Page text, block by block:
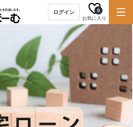
ログイン
お気に入り
0